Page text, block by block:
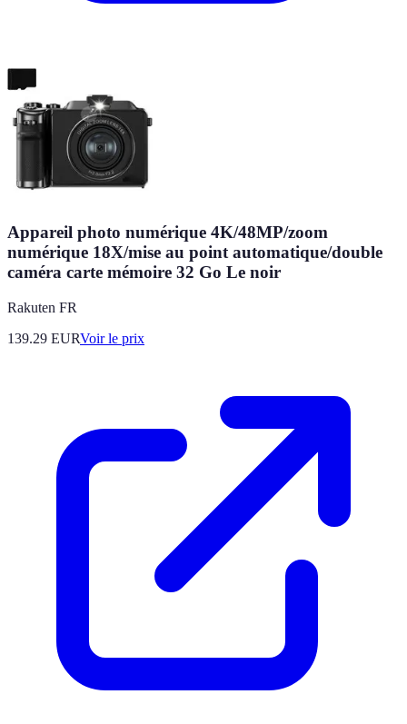
Appareil photo numérique 4K/48MP/zoom
numérique 18X/mise au point automatique/double
caméra carte mémoire 32 Go Le noir
Rakuten FR
139.29 EURVoir le prix